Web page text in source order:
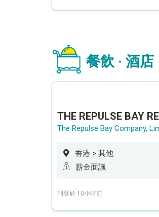
餐飲 · 酒店
香港 > 其他
薪金面議
刊登於 10小時前